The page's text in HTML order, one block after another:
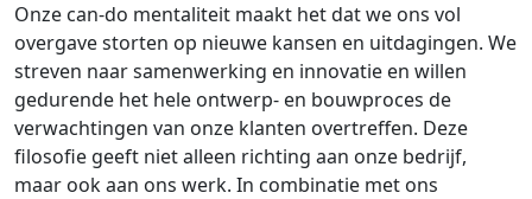
Onze can-do mentaliteit maakt het dat we ons vol
overgave storten op nieuwe kansen en uitdagingen. We
streven naar samenwerking en innovatie en willen
gedurende het hele ontwerp- en bouwproces de
verwachtingen van onze klanten overtreffen. Deze
filosofie geeft niet alleen richting aan onze bedrijf,
maar ook aan ons werk. In combinatie met ons